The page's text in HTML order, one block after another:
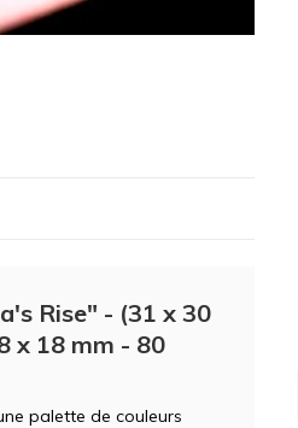
Rise" - (31 x 30
x 18 mm - 80
palette de couleurs